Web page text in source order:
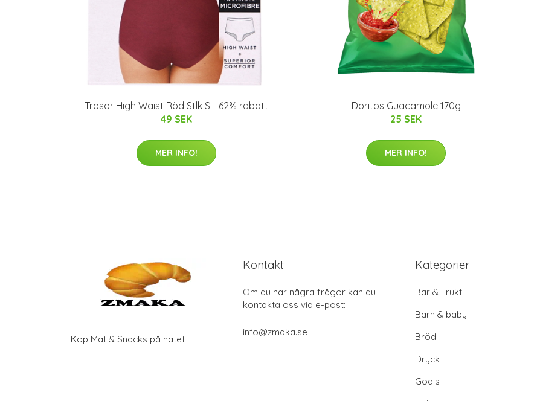
Trosor High Waist Röd Stlk S - 62% rabatt
49 SEK
MER INFO!
Doritos Guacamole 170g
25 SEK
MER INFO!
Köp Mat & Snacks på nätet
Kontakt
Om du har några frågor kan du
kontakta oss via e-post:
info@zmaka.se
Kategorier
Bär & Frukt
Barn & baby
Bröd
Dryck
Godis